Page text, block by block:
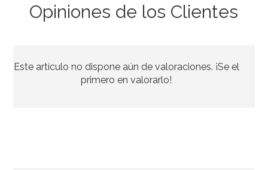
15,95€
Opiniones de los Clientes
Este artículo no dispone aún de valoraciones. ¡Se el
primero en valorarlo!